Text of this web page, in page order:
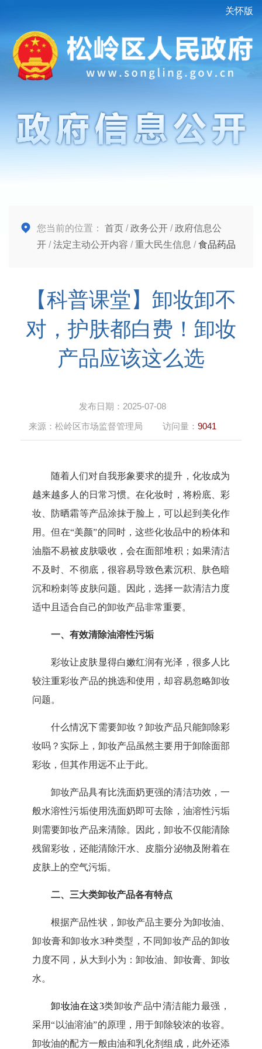
关怀版
您当前的位置： 首页 /政务公开 /政府信息公
开 /法定主动公开内容 /重大民生信息 /食品药品
【科普课堂】卸妆卸不
对，护肤都白费！卸妆
产品应该这么选
发布日期： 2025-07-08
来源： 松岭区市场监督管理局 访问量： 9041
随着人们对自我形象要求的提升，化妆成为
越来越多人的日常习惯。在化妆时，将粉底、彩
妆、防晒霜等产品涂抹于脸上，可以起到美化作
用。但在“美颜”的同时，这些化妆品中的粉体和
油脂不易被皮肤吸收，会在面部堆积；如果清洁
不及时、不彻底，很容易导致色素沉积、肤色暗
沉和粉刺等皮肤问题。因此，选择一款清洁力度
适中且适合自己的卸妆产品非常重要。
一、 有效清除油溶性污垢
彩妆让皮肤显得白嫩红润有光泽，很多人比
较注重彩妆产品的挑选和使用，却容易忽略卸妆
问题。
什么情况下需要卸妆？卸妆产品只能卸除彩
妆吗？实际上，卸妆产品虽然主要用于卸除面部
彩妆，但其作用远不止于此。
卸妆产品具有比洗面奶更强的清洁功效，一
般水溶性污垢使用洗面奶即可去除，油溶性污垢
则需要卸妆产品来清除。因此，卸妆不仅能清除
残留彩妆，还能清除汗水、皮脂分泌物及附着在
皮肤上的空气污垢。
二、 三大类卸妆产品各有特点
根据产品性状，卸妆产品主要分为卸妆油、
卸妆膏和卸妆水3种类型，不同卸妆产品的卸妆
力度不同，从大到小为：卸妆油、卸妆膏、卸妆
水。
卸妆油在这3类卸妆产品中清洁能力最强，
采用“以油溶油”的原理，用于卸除较浓的妆容。
卸妆油的配方一般由油和乳化剂组成，此外还添